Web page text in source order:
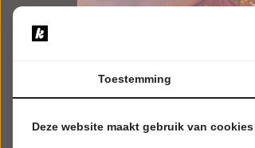
Toestemming
Deze website maakt gebruik van cookies